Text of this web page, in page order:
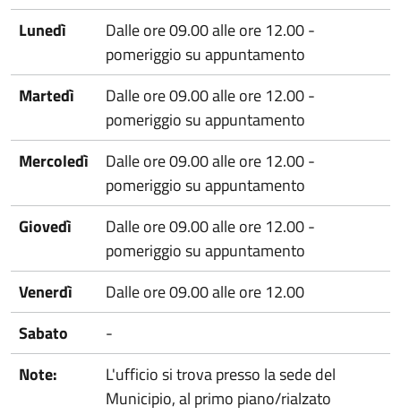
Lunedì
Dalle ore 09.00 alle ore 12.00 -
pomeriggio su appuntamento
Martedì
Dalle ore 09.00 alle ore 12.00 -
pomeriggio su appuntamento
Mercoledì
Dalle ore 09.00 alle ore 12.00 -
pomeriggio su appuntamento
Giovedì
Dalle ore 09.00 alle ore 12.00 -
pomeriggio su appuntamento
Venerdì
Dalle ore 09.00 alle ore 12.00
Sabato
-
Note:
L'ufficio si trova presso la sede del
Municipio, al primo piano/rialzato